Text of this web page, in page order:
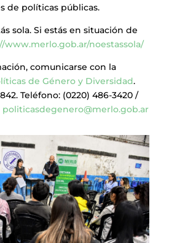
de políticas públicas.
sola. Si estás en situación de
www.merlo.gob.ar/noestassola/
comunicarse con la
de Género y Diversidad.
Teléfono: (0220) 486-3420 /
politicasdegenero@merlo.gob.ar